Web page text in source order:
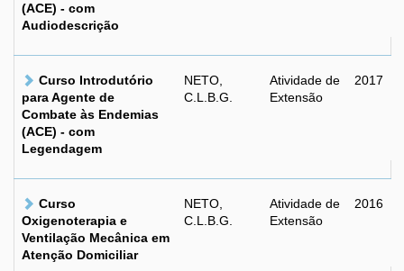
(ACE) - com
Audiodescrição
Curso Introdutório
para Agente de
Combate às Endemias
(ACE) - com
Legendagem
NETO,
C.L.B.G.
Atividade de
Extensão
2017
Curso
Oxigenoterapia e
Ventilação Mecânica em
Atenção Domiciliar
NETO,
C.L.B.G.
Atividade de
Extensão
2016